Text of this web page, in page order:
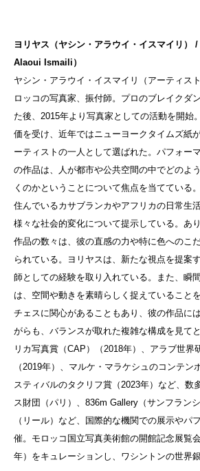
ヨリヤス（ヤシン・アラウイ・イスマイリ）
Alaoui Ismaili）
ヤシン・アラウイ・イスマイリ（アーティス
ロッコの写真家、振付師。プロのブレイクダ
た後、2015年より写真家としての活動を開始
価を受け、近年ではニューヨークタイムズ紙
ーティストの一人として選ばれた。パフォー
の作品は、人が都市や公共空間の中でどのよ
くのかということについて焦点を当てている
住んでいるカサブランカやアフリカの日常生
様々な社会的変化について提示している。あ
作品の数々は、彼の直感の力や特に色へのこ
られている。ヨリヤスは、新たな視点を提案
師としての経験を取り入れている。また、瞬
は、空間や動きを素晴らしく捉えていること
チェスに関心があることもあり、彼の作品に
がらも、バランスが取れた複雑な構成を見て
リカ写真賞（CAP）（2018年）、アラブ世界
（2019年）、マルケ・マラケシュのコンテン
スティバルのタクリフ賞（2023年）など、数
ス財団（パリ）、836m Gallery（サンフラン
（リール）など、国際的な機関での展示やパ
催。モロッコ国立写真美術館の開館記念展覧
年）をキュレーションし、ワシントンの世界